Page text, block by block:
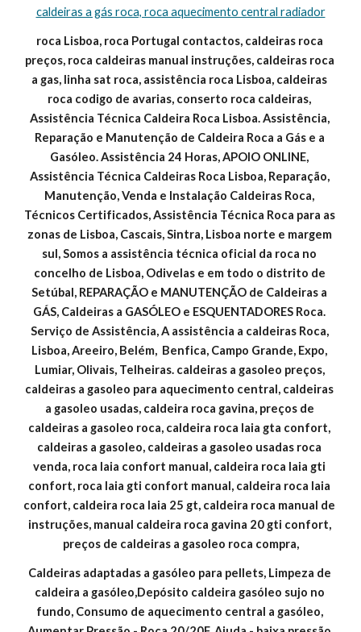
caldeiras a gás roca, roca aquecimento central radiador
roca Lisboa, roca Portugal contactos, caldeiras roca
preços, roca caldeiras manual instruções, caldeiras roca
a gas, linha sat roca, assistência roca Lisboa, caldeiras
roca codigo de avarias, conserto roca caldeiras,
Assistência Técnica Caldeira Roca Lisboa. Assistência,
Reparação e Manutenção de Caldeira Roca a Gás e a
Gasóleo. Assistência 24 Horas, APOIO ONLINE,
Assistência Técnica Caldeiras Roca Lisboa, Reparação,
Manutenção, Venda e Instalação Caldeiras Roca,
Técnicos Certificados, Assistência Técnica Roca para as
zonas de Lisboa, Cascais, Sintra, Lisboa norte e margem
sul, Somos a assistência técnica oficial da roca no
concelho de Lisboa, Odivelas e em todo o distrito de
Setúbal, REPARAÇÃO e MANUTENÇÃO de Caldeiras a
GÁS, Caldeiras a GASÓLEO e ESQUENTADORES Roca.
Serviço de Assistência, A assistência a caldeiras Roca,
Lisboa, Areeiro, Belém,  Benfica, Campo Grande, Expo,
Lumiar, Olivais, Telheiras. caldeiras a gasoleo preços,
caldeiras a gasoleo para aquecimento central, caldeiras
a gasoleo usadas, caldeira roca gavina, preços de
caldeiras a gasoleo roca, caldeira roca laia gta confort,
caldeiras a gasoleo, caldeiras a gasoleo usadas roca
venda, roca laia confort manual, caldeira roca laia gti
confort, roca laia gti confort manual, caldeira roca laia
confort, caldeira roca laia 25 gt, caldeira roca manual de
instruções, manual caldeira roca gavina 20 gti confort,
preços de caldeiras a gasoleo roca compra,
Caldeiras adaptadas a gasóleo para pellets, Limpeza de
caldeira a gasóleo,Depósito caldeira gasóleo sujo no
fundo, Consumo de aquecimento central a gasóleo,